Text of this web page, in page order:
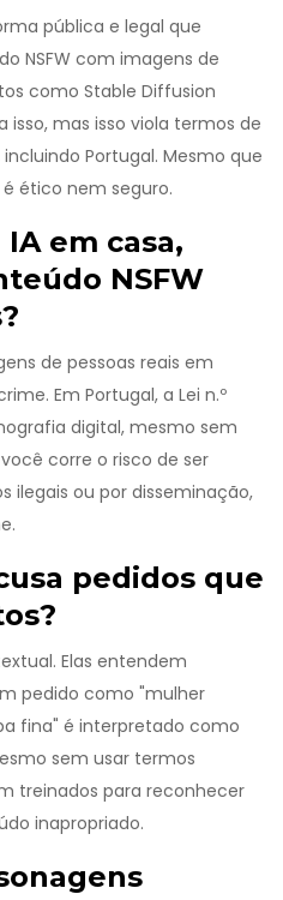
pública e legal que
NSFW com imagens de
como Stable Diffusion
mas isso viola termos de
Portugal. Mesmo que
ético nem seguro.
em casa,
NSFW
de pessoas reais em
Em Portugal, a Lei n.º
digital, mesmo sem
corre o risco de ser
ilegais ou por disseminação,
pedidos que
Elas entendem
pedido como "mulher
fina" é interpretado como
sem usar termos
treinados para reconhecer
inapropriado.